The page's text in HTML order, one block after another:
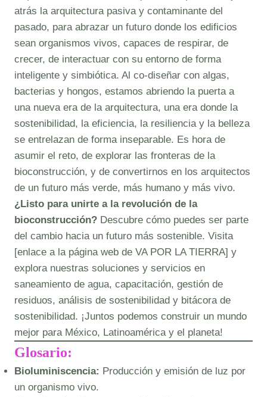
atrás la arquitectura pasiva y contaminante del
pasado, para abrazar un futuro donde los edificios
sean organismos vivos, capaces de respirar, de
crecer, de interactuar con su entorno de forma
inteligente y simbiótica. Al co-diseñar con algas,
bacterias y hongos, estamos abriendo la puerta a
una nueva era de la arquitectura, una era donde la
sostenibilidad, la eficiencia, la resiliencia y la belleza
se entrelazan de forma inseparable. Es hora de
asumir el reto, de explorar las fronteras de la
bioconstrucción, y de convertirnos en los arquitectos
de un futuro más verde, más humano y más vivo.
¿Listo para unirte a la revolución de la
bioconstrucción? Descubre cómo puedes ser parte
del cambio hacia un futuro más sostenible. Visita
[enlace a la página web de VA POR LA TIERRA] y
explora nuestras soluciones y servicios en
saneamiento de agua, capacitación, gestión de
residuos, análisis de sostenibilidad y bitácora de
sostenibilidad. ¡Juntos podemos construir un mundo
mejor para México, Latinoamérica y el planeta!
Glosario:
Bioluminiscencia: Producción y emisión de luz por
un organismo vivo.